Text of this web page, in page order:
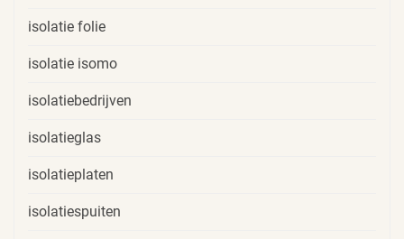
isolatie folie
isolatie isomo
isolatiebedrijven
isolatieglas
isolatieplaten
isolatiespuiten